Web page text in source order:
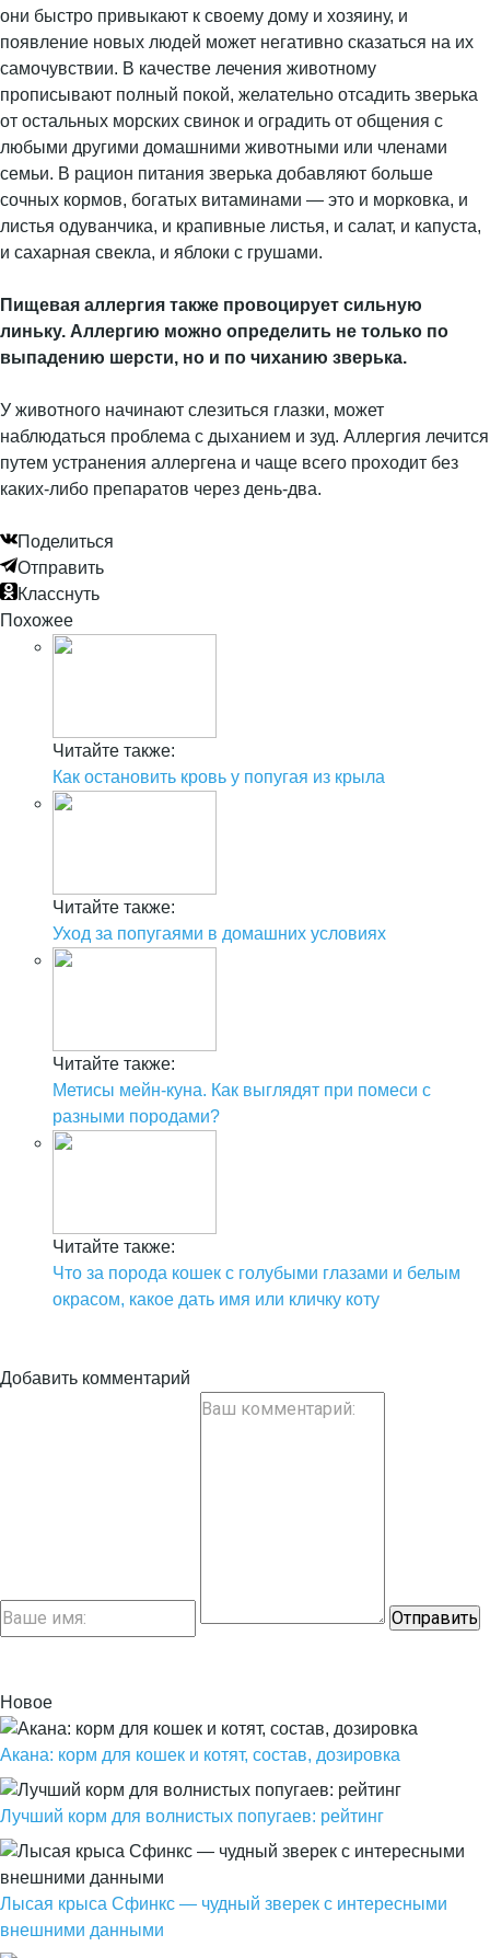
они быстро привыкают к своему дому и хозяину, и
появление новых людей может негативно сказаться на их
самочувствии. В качестве лечения животному
прописывают полный покой, желательно отсадить зверька
от остальных морских свинок и оградить от общения с
любыми другими домашними животными или членами
семьи. В рацион питания зверька добавляют больше
сочных кормов, богатых витаминами — это и морковка, и
листья одуванчика, и крапивные листья, и салат, и капуста,
и сахарная свекла, и яблоки с грушами.
Пищевая аллергия также провоцирует сильную
линьку. Аллергию можно определить не только по
выпадению шерсти, но и по чиханию зверька.
У животного начинают слезиться глазки, может
наблюдаться проблема с дыханием и зуд. Аллергия лечится
путем устранения аллергена и чаще всего проходит без
каких-либо препаратов через день-два.
Поделиться
Отправить
Класснуть
Похожее
Читайте также:
Как остановить кровь у попугая из крыла
Читайте также:
Уход за попугаями в домашних условиях
Читайте также:
Метисы мейн-куна. Как выглядят при помеси с
разными породами?
Читайте также:
Что за порода кошек с голубыми глазами и белым
окрасом, какое дать имя или кличку коту
Добавить комментарий
Новое
Акана: корм для кошек и котят, состав, дозировка
Лучший корм для волнистых попугаев: рейтинг
Лысая крыса Сфинкс — чудный зверек с интересными
внешними данными